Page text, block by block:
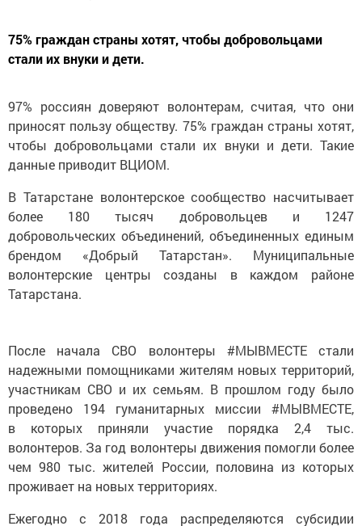
75% граждан страны хотят, чтобы добровольцами
стали их внуки и дети.
97% россиян доверяют волонтерам, считая, что они
приносят пользу обществу. 75% граждан страны хотят,
чтобы добровольцами стали их внуки и дети. Такие
данные приводит ВЦИОМ.
В Татарстане волонтерское сообщество насчитывает
более 180 тысяч добровольцев и 1247
добровольческих объединений, объединенных единым
брендом «Добрый Татарстан». Муниципальные
волонтерские центры созданы в каждом районе
Татарстана.
После начала СВО волонтеры #МЫВМЕСТЕ стали
надежными помощниками жителям новых территорий,
участникам СВО и их семьям. В прошлом году было
проведено 194 гуманитарных миссии #МЫВМЕСТЕ,
в которых приняли участие порядка 2,4 тыс.
волонтеров. За год волонтеры движения помогли более
чем 980 тыс. жителей России, половина из которых
проживает на новых территориях.
Ежегодно с 2018 года распределяются субсидии